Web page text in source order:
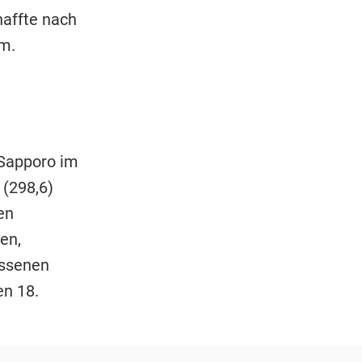
nach
im
18.